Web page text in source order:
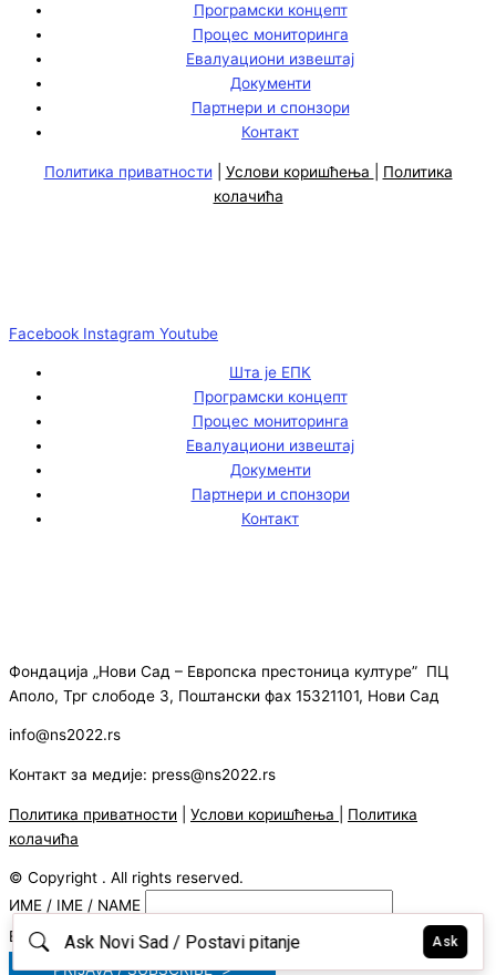
Програмски концепт
Процес мониторинга
Евалуациони извештај
Документи
Партнери и спонзори
Контакт
Политика приватности Услови коришћења
Политика
колачића
Facebook Instagram Youtube
Шта је ЕПК
Програмски концепт
Процес мониторинга
Евалуациони извештај
Документи
Партнери и спонзори
Контакт
Фондација „Нови Сад – Европска престоница културе” ПЦ
Аполо, Трг слободе 3, Поштански фах 15321101, Нови Сад
info@ns2022.rs
Контакт за медије: press@ns2022.rs
Политика приватности Услови коришћења
Политика
колачића
© Copyright . All rights reserved.
ИМЕ / IME / NAME
E-MAIL